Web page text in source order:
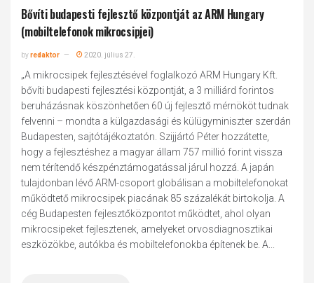
Bővíti budapesti fejlesztő központját az ARM Hungary
(mobiltelefonok mikrocsipjei)
byredaktor 2020. július 27.
„A mikrocsipek fejlesztésével foglalkozó ARM Hungary Kft.
bővíti budapesti fejlesztési központját, a 3 milliárd forintos
beruházásnak köszönhetően 60 új fejlesztő mérnököt tudnak
felvenni – mondta a külgazdasági és külügyminiszter szerdán
Budapesten, sajtótájékoztatón. Szijjártó Péter hozzátette,
hogy a fejlesztéshez a magyar állam 757 millió forint vissza
nem térítendő készpénztámogatással járul hozzá. A japán
tulajdonban lévő ARM-csoport globálisan a mobiltelefonokat
működtető mikrocsipek piacának 85 százalékát birtokolja. A
cég Budapesten fejlesztőközpontot működtet, ahol olyan
mikrocsipeket fejlesztenek, amelyeket orvosdiagnosztikai
eszközökbe, autókba és mobiltelefonokba építenek be. A...